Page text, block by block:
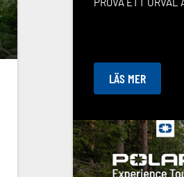
LÄS MER